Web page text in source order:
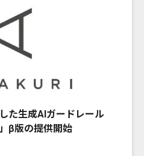
た生成AIガードレール
β版の提供開始